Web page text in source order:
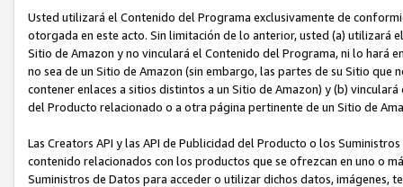
Usted utilizará el Contenido del Programa exclusivamente de
otorgada en este acto. Sin limitación de lo anterior, usted (a) utilizará
Sitio de Amazon y no vinculará el Contenido del Programa, ni lo hará
no sea de un Sitio de Amazon (sin embargo, las partes de su Sitio
contener enlaces a sitios distintos a un Sitio de Amazon) y (b)
del Producto relacionado o a otra página pertinente de un Sitio de
Las Creators API y las API de Publicidad del Producto o los
contenido relacionados con los productos que se ofrezcan en uno o
Suministros de Datos para acceder o utilizar dichos datos,